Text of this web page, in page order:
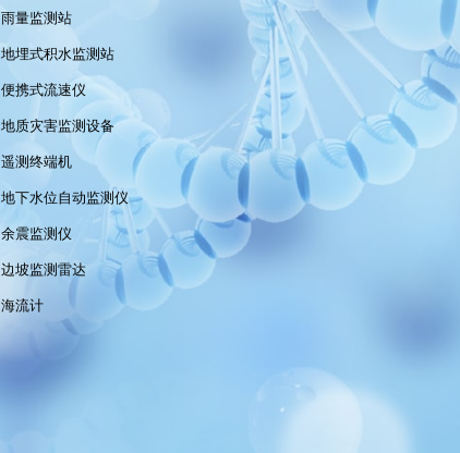
雨量监测站
地埋式积水监测站
便携式流速仪
地质灾害监测设备
遥测终端机
地下水位自动监测仪
余震监测仪
边坡监测雷达
海流计